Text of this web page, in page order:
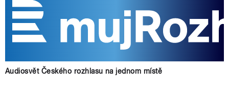
Audiosvět Českého rozhlasu na jednom místě